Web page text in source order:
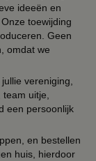
ideeën en
toewijding
Geen
omdat we
vereniging,
uitje,
een persoonlijk
en bestellen
huis, hierdoor